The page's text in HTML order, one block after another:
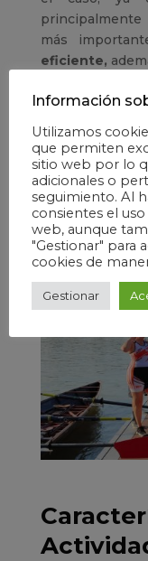
principalmente
más
eficiente,
Estamos
nuestras
y una
objetivos
será más
“tradicional”
un centro de
Información
Utilizamos
que permiten
sitio web por lo
adicionales o
seguimiento. Al
consientes el
web, aunque
"Gestionar" para
cookies de
Gestionar